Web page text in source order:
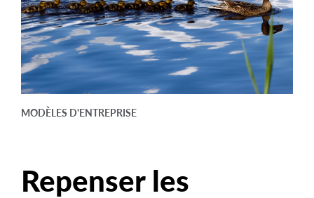
À propos arrow_right
Documentation
Foire aux questions
Carrières
MODÈLES D'ENTREPRISE
Repenser les